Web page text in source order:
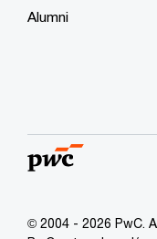
Alumni
© 2004 - 2026 PwC.